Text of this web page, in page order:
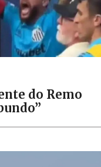
do Remo